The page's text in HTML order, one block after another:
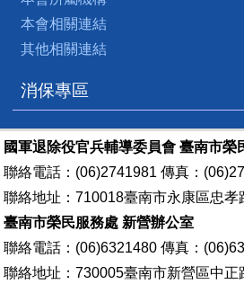
本會相關連結
其他相關連結
消保專區
國軍退除役官兵輔導委員會 臺南市榮
聯絡電話：(06)2741981 傳真：
聯絡地址：710018臺南市永康區忠孝
臺南市榮民服務處 新營辦公室
聯絡電話：(06)6321480 傳真：
聯絡地址：730005臺南市新營區中正